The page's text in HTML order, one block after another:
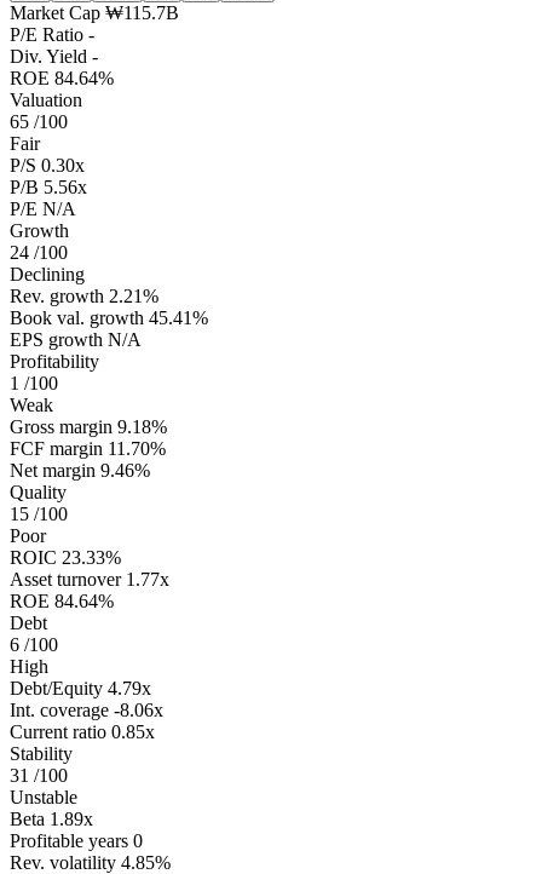
Market Cap ₩115.7B
P/E Ratio -
Div. Yield -
ROE 84.64%
Valuation
65 /100
Fair
P/S 0.30x
P/B 5.56x
P/E N/A
Growth
24 /100
Declining
Rev. growth 2.21%
Book val. growth 45.41%
EPS growth N/A
Profitability
1 /100
Weak
Gross margin 9.18%
FCF margin 11.70%
Net margin 9.46%
Quality
15 /100
Poor
ROIC 23.33%
Asset turnover 1.77x
ROE 84.64%
Debt
6 /100
High
Debt/Equity 4.79x
Int. coverage -8.06x
Current ratio 0.85x
Stability
31 /100
Unstable
Beta 1.89x
Profitable years 0
Rev. volatility 4.85%